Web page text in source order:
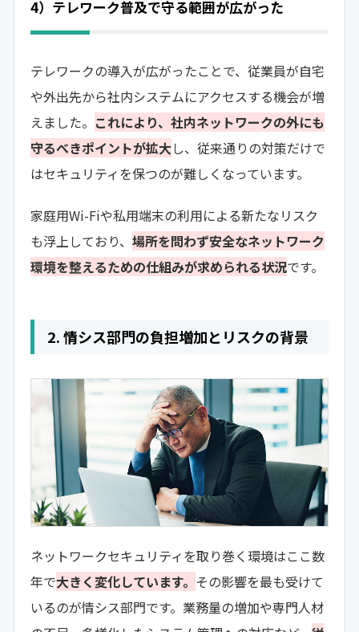
4）テレワーク普及で守る範囲が広がった
テレワークの導入が広がったことで、従業員が自宅
や外出先から社内システムにアクセスする機会が増
えました。 これにより、社内ネットワークの外にも
守るべきポイントが拡大し、従来通りの対策だけで
はセキュリティを保つのが難しくなっています。
家庭用Wi-Fiや私用端末の利用による新たなリスク
も浮上しており、 場所を問わず安全なネットワーク
環境を整えるための仕組みが求められる状況です。
2. 情シス部門の負担増加とリスクの背景
ネットワークセキュリティを取り巻く環境はここ数
年で大きく変化しています。 その影響を最も受けて
いるのが情シス部門です。業務量の増加や専門人材